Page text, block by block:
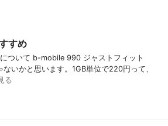
すめ
ついて b-mobile 990 ジャストフィット
いかと思います。1GB単位で220円って、
る